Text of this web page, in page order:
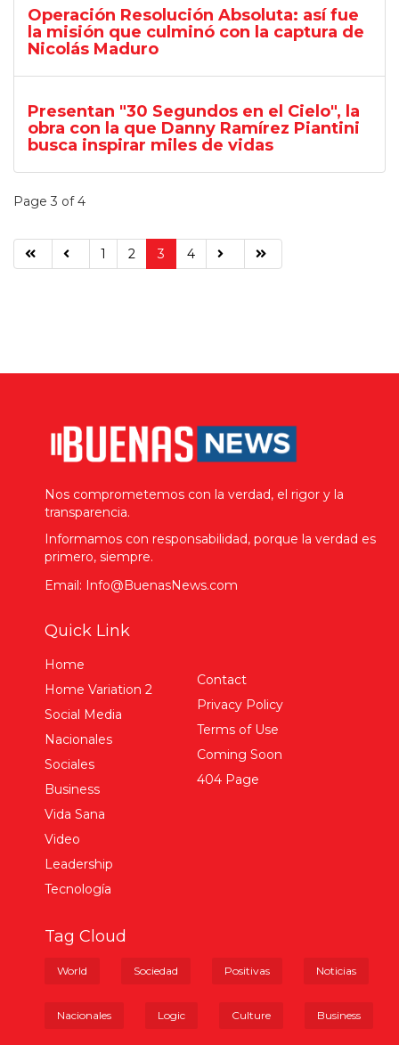
Operación Resolución Absoluta: así fue
la misión que culminó con la captura de
Nicolás Maduro
Presentan "30 Segundos en el Cielo", la
obra con la que Danny Ramírez Piantini
busca inspirar miles de vidas
Page 3 of 4
1 2 3 4
Nos comprometemos con la verdad, el rigor y la
transparencia.
Informamos con responsabilidad, porque la verdad es
primero, siempre.
Email: Info@BuenasNews.com
Quick Link
Home
Home Variation 2
Social Media
Nacionales
Sociales
Business
Vida Sana
Video
Leadership
Tecnología
Contact
Privacy Policy
Terms of Use
Coming Soon
404 Page
Tag Cloud
World Sociedad Positivas Noticias
Nacionales Logic Culture Business